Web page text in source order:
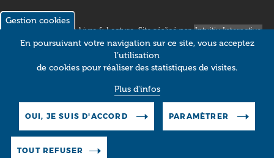
© 2018 Occitanie Livre & Lecture. Site réalisé parIntuitiv Interactive
Gestion cookies
En poursuivant votre navigation sur ce site, vous acceptez
l’utilisation
de cookies pour réaliser des statistiques de visites.
Plus d'infos
OUI, JE SUIS D'ACCORD PARAMÈTRER
TOUT REFUSER